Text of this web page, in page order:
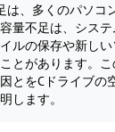
は、多くのパソコ
量不足は、シス
ルの保存や新し
とがあります。
とをCドライブの
します。